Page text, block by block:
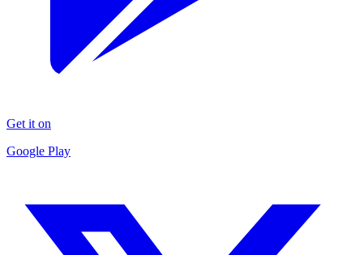
Get it on
Google Play